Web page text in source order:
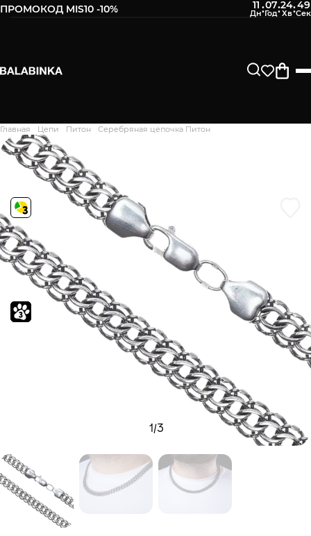
ПРОМОКОД MIS10 -10% 11 :07:24:48
Главная Цепи Питон Серебряная цепочка Питон
1/3
Дякуємо. Ваш відгук
відправлено на модерацію
отправлено СМС о его наличии в нашем магазине.